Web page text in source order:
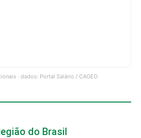
· dados: Portal Salário / CAGED
do Brasil